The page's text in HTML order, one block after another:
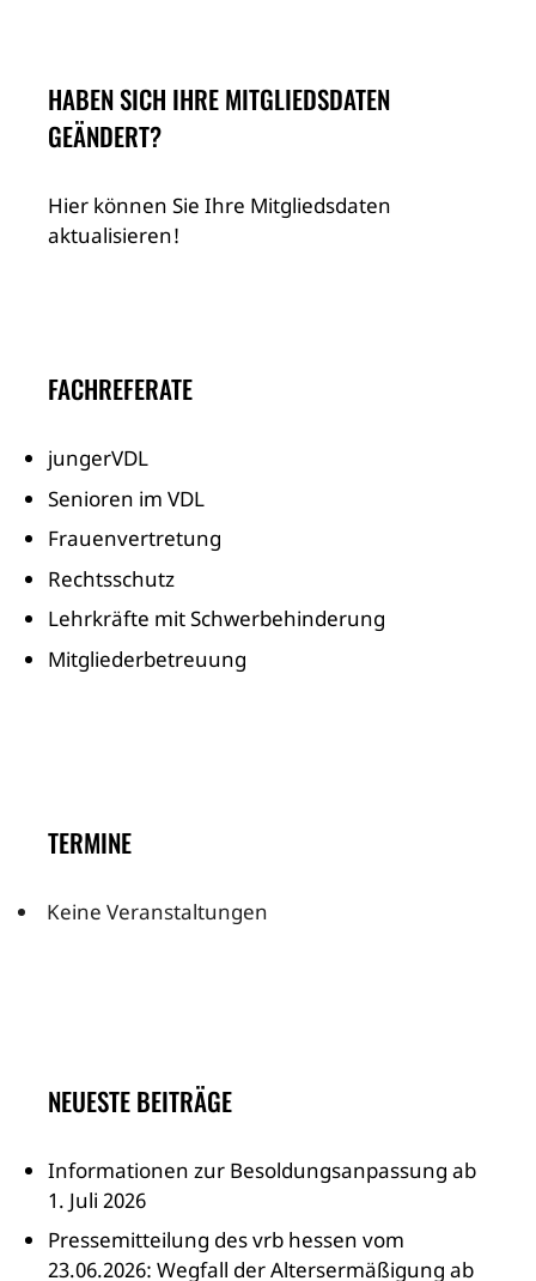
HABEN SICH IHRE MITGLIEDSDATEN
GEÄNDERT?
Hier können Sie Ihre Mitgliedsdaten
aktualisieren!
FACHREFERATE
jungerVDL
Senioren im VDL
Frauenvertretung
Rechtsschutz
Lehrkräfte mit Schwerbehinderung
Mitgliederbetreuung
TERMINE
Keine Veranstaltungen
NEUESTE BEITRÄGE
Informationen zur Besoldungsanpassung ab
1. Juli 2026
Pressemitteilung des vrb hessen vom
23.06.2026: Wegfall der Altersermäßigung ab